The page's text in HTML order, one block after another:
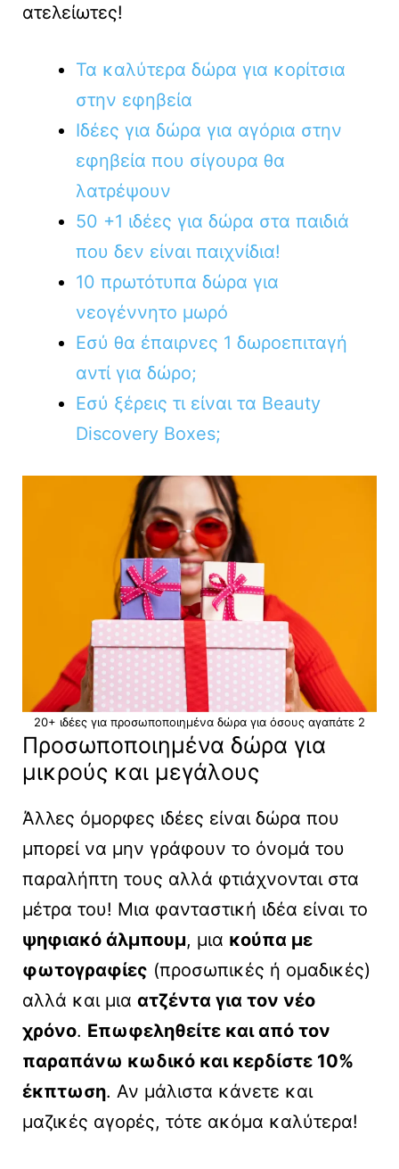
ατελείωτες!
Τα καλύτερα δώρα για κορίτσια
στην εφηβεία
Ιδέες για δώρα για αγόρια στην
εφηβεία που σίγουρα θα
λατρέψουν
50 +1 ιδέες για δώρα στα παιδιά
που δεν είναι παιχνίδια!
10 πρωτότυπα δώρα για
νεογέννητο μωρό
Εσύ θα έπαιρνες 1 δωροεπιταγή
αντί για δώρο;
Εσύ ξέρεις τι είναι τα Beauty
Discovery Boxes;
20+ ιδέες για προσωποποιημένα δώρα για όσους αγαπάτε 2
Προσωποποιημένα δώρα για
μικρούς και μεγάλους
Άλλες όμορφες ιδέες είναι δώρα που
μπορεί να μην γράφουν το όνομά του
παραλήπτη τους αλλά φτιάχνονται στα
μέτρα του! Μια φανταστική ιδέα είναι το
ψηφιακό άλμπουμ, μια κούπα με
φωτογραφίες (προσωπικές ή ομαδικές)
αλλά και μια ατζέντα για τον νέο
χρόνο. Επωφεληθείτε και από τον
παραπάνω κωδικό και κερδίστε 10%
έκπτωση. Αν μάλιστα κάνετε και
μαζικές αγορές, τότε ακόμα καλύτερα!